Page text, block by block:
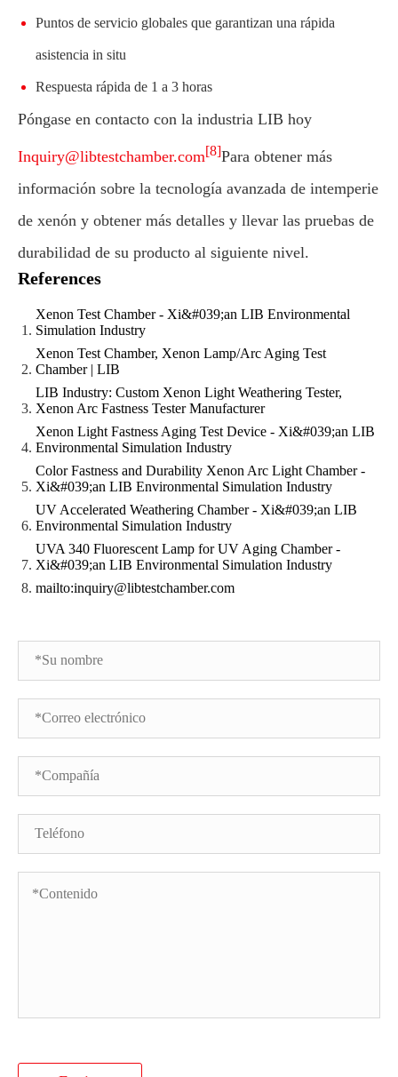
Puntos de servicio globales que garantizan una rápida
asistencia in situ
Respuesta rápida de 1 a 3 horas
Póngase en contacto con la industria LIB hoy
Inquiry@libtestchamber.com[8]Para obtener más
información sobre la tecnología avanzada de intemperie
de xenón y obtener más detalles y llevar las pruebas de
durabilidad de su producto al siguiente nivel.
References
Xenon Test Chamber - Xi&#039;an LIB Environmental
Simulation Industry
Xenon Test Chamber, Xenon Lamp/Arc Aging Test
Chamber | LIB
LIB Industry: Custom Xenon Light Weathering Tester,
Xenon Arc Fastness Tester Manufacturer
Xenon Light Fastness Aging Test Device - Xi&#039;an LIB
Environmental Simulation Industry
Color Fastness and Durability Xenon Arc Light Chamber -
Xi&#039;an LIB Environmental Simulation Industry
UV Accelerated Weathering Chamber - Xi&#039;an LIB
Environmental Simulation Industry
UVA 340 Fluorescent Lamp for UV Aging Chamber -
Xi&#039;an LIB Environmental Simulation Industry
mailto:inquiry@libtestchamber.com